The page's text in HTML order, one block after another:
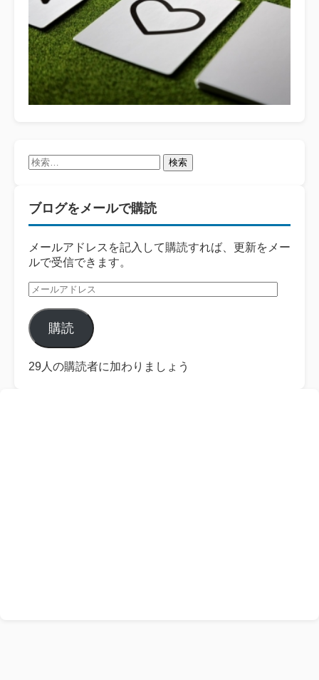
検
ブログをメールで購読
メールアドレスを記入して購読すれば、更新をメー
ルで受信できます。
メ
ル
ア
ド
レ
購読
29人の購読者に加わりましょう